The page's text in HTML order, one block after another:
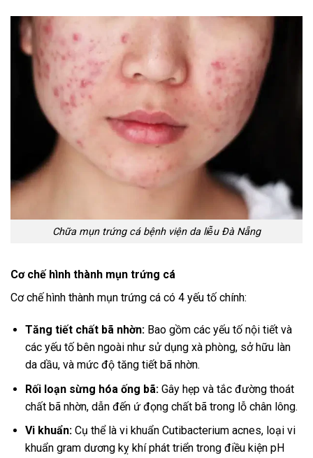
Chữa mụn trứng cá bệnh viện da liễu Đà Nẵng
Cơ chế hình thành mụn trứng cá
Cơ chế hình thành mụn trứng cá có 4 yếu tố chính:
Tăng tiết chất bã nhờn:Bao gồm các yếu tố nội tiết và
các yếu tố bên ngoài như sử dụng xà phòng, sở hữu làn
da dầu, và mức độ tăng tiết bã nhờn.
Rối loạn sừng hóa ống bã:Gây hẹp và tắc đường thoát
chất bã nhờn, dẫn đến ứ đọng chất bã trong lỗ chân lông.
Vi khuẩn:Cụ thể là vi khuẩn Cutibacterium acnes, loại vi
khuẩn gram dương kỵ khí phát triển trong điều kiện pH